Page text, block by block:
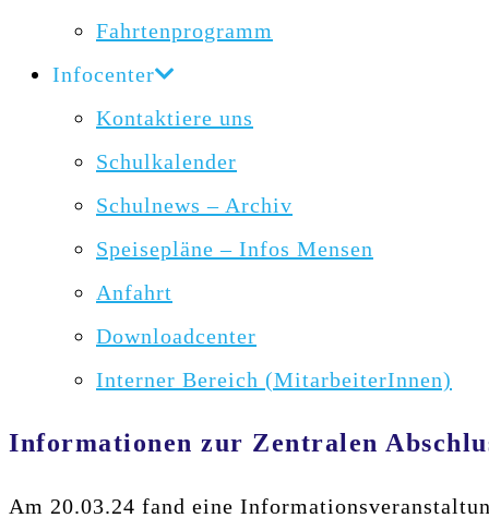
Fahrtenprogramm
Infocenter
Kontaktiere uns
Schulkalender
Schulnews – Archiv
Speisepläne – Infos Mensen
Anfahrt
Downloadcenter
Interner Bereich (MitarbeiterInnen)
Informationen zur Zentralen
Am 20.03.24 fand eine